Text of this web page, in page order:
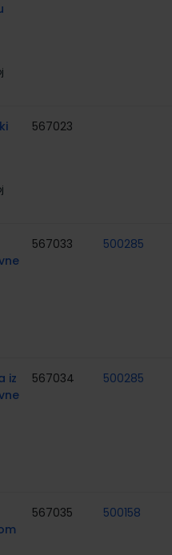
567023
567033 500285
iz
567034 500285
567035 500158